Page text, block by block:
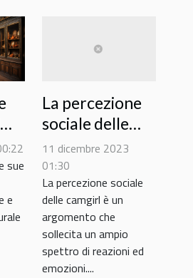
sue
e
La percezione
sociale delle
camgirl: tra
tabù e
accettazione
11 dicembre 2023
01:30
La percezione sociale
delle camgirl è un
argomento che
sollecita un ampio
spettro di reazioni ed
emozioni....